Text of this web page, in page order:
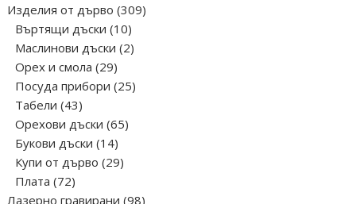
Изделия от дърво 309309
Въртящи дъски 1010
продукта
Маслинови дъски 22
Орех и смола 2929
продукта
Посуда прибори 2525
Табели 4343
продукта
Орехови дъски 6565
Букови дъски 1414
продукта
Купи от дърво 2929
Плата 7272
продукта
Лазерно гравирани 9898